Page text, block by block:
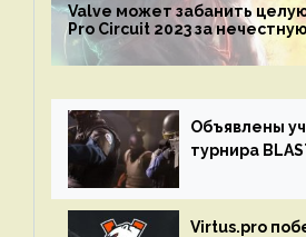
Valve может забанить
Pro Circuit 2023 за
Объявлены
турнира
Virtus.pro